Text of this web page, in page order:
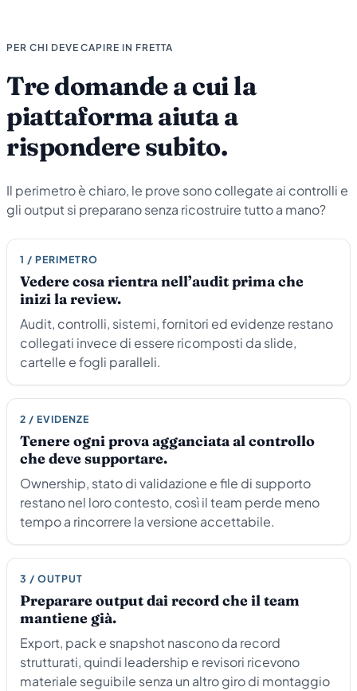
PER CHI DEVE CAPIRE IN FRETTA
Tre domande a cui la
piattaforma aiuta a
rispondere subito.
Il perimetro è chiaro, le prove sono collegate ai controlli e
gli output si preparano senza ricostruire tutto a mano?
1 / PERIMETRO
Vedere cosa rientra nell’audit prima che
inizi la review.
Audit, controlli, sistemi, fornitori ed evidenze restano
collegati invece di essere ricomposti da slide,
cartelle e fogli paralleli.
2 / EVIDENZE
Tenere ogni prova agganciata al controllo
che deve supportare.
Ownership, stato di validazione e file di supporto
restano nel loro contesto, così il team perde meno
tempo a rincorrere la versione accettabile.
3 / OUTPUT
Preparare output dai record che il team
mantiene già.
Export, pack e snapshot nascono da record
strutturati, quindi leadership e revisori ricevono
materiale seguibile senza un altro giro di montaggio